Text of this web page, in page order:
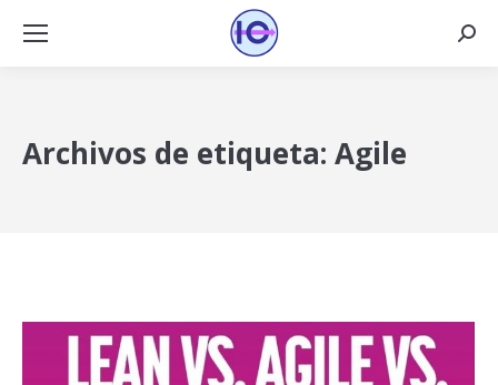
Archivos de etiqueta: Agile